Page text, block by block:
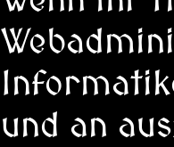
und an